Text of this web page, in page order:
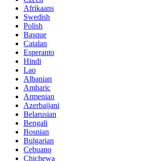
Afrikaans
Swedish
Polish
Basque
Catalan
Esperanto
Hindi
Lao
Albanian
Amharic
Armenian
Azerbaijani
Belarusian
Bengali
Bosnian
Bulgarian
Cebuano
Chichewa